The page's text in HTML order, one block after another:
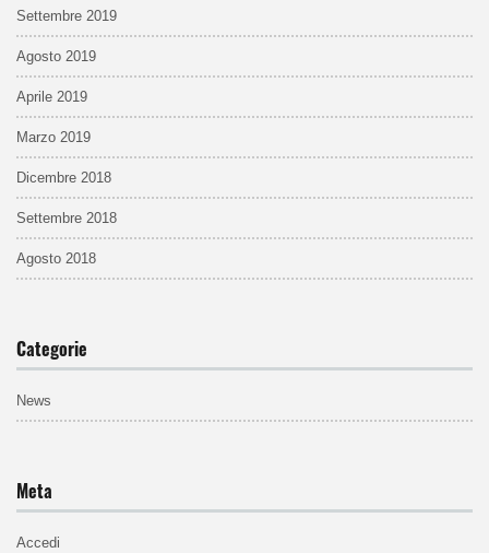
Settembre 2019
Agosto 2019
Aprile 2019
Marzo 2019
Dicembre 2018
Settembre 2018
Agosto 2018
Categorie
News
Meta
Accedi